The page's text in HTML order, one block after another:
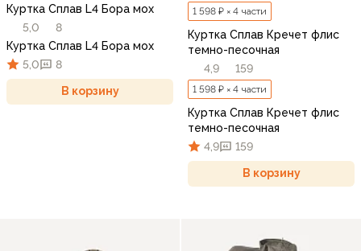
Куртка Сплав L4 Бора мох
5,0
8
Куртка Сплав L4 Бора мох
5,0
8
В корзину
1 598 ₽ × 4 части
Куртка Сплав Кречет флис
темно-песочная
4,9
159
1 598 ₽ × 4 части
Куртка Сплав Кречет флис
темно-песочная
4,9
159
В корзину